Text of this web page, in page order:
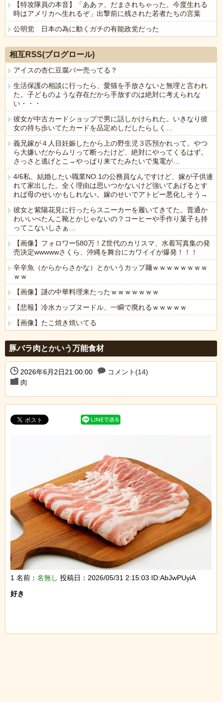
【特攻隊員の本音】「ああァ、だまされちゃった。今度生れる
時はアメリカへ生れるぞ」出撃前に残された若者たちの言葉
公明党 日本の為に動くガチの有能政党だった
相互RSS(ブログロール)
アイスの杏仁豆腐バー売ってる？
生活保護の相談に行ったら、愛猫を手放さないと無理と言われ
た。子どものような存在だから手放すのは絶対に考えられな
い・・・
彼女が中古カードショップで男に話しかけられた。いきなり彼
女の持ち歩いてたカードを品定めしだしたらしく…
義兄嫁が４人目妊娠したから上の野生児３匹預かれって。やつ
ら大嫌いだからムリって断ったけど、絶対にやってくるはず。
さっさと逃げとこ→やっぱり来てたみたいで鬼電が…
4/6私、結婚したい職業NO.1の公務員なんですけど、嫁が子供連
れて家出した。全く理由は思いつかないけど強いてあげるとす
れば母のせいかもしれない。嫁のせいでアトピー悪化しそう→
彼女と紫陽花見に行ったらスニーカーを履いてきてた。普通か
わいいぺたんこ靴とかじゃないの？コーヒーや手作り菓子も持
ってこないしさぁ…
【画像】フォロワー580万！Z世代のカリスマ、水着写真集の発
売決定wwwwwさくら、沖縄を舞台にカワイイが爆発！！！
辛辛魚（からからさかな）とかいうカップ麺ｗｗｗｗｗｗｗｗ
ｗｗ
【画像】謎の中華料理来たったｗｗｗｗｗｗｗ
【悲報】冷水カップヌードル、一瞬で廃れるｗｗｗｗｗ
【画像】たこ焼き焼いてる
豚バラ肉とかいう万能食材
2026年6月2日21:00:00
コメント(14)
肉
1 名前： 名無し 投稿日：2026/05/31 2:15:03 ID:AbJwPUyiA
好き